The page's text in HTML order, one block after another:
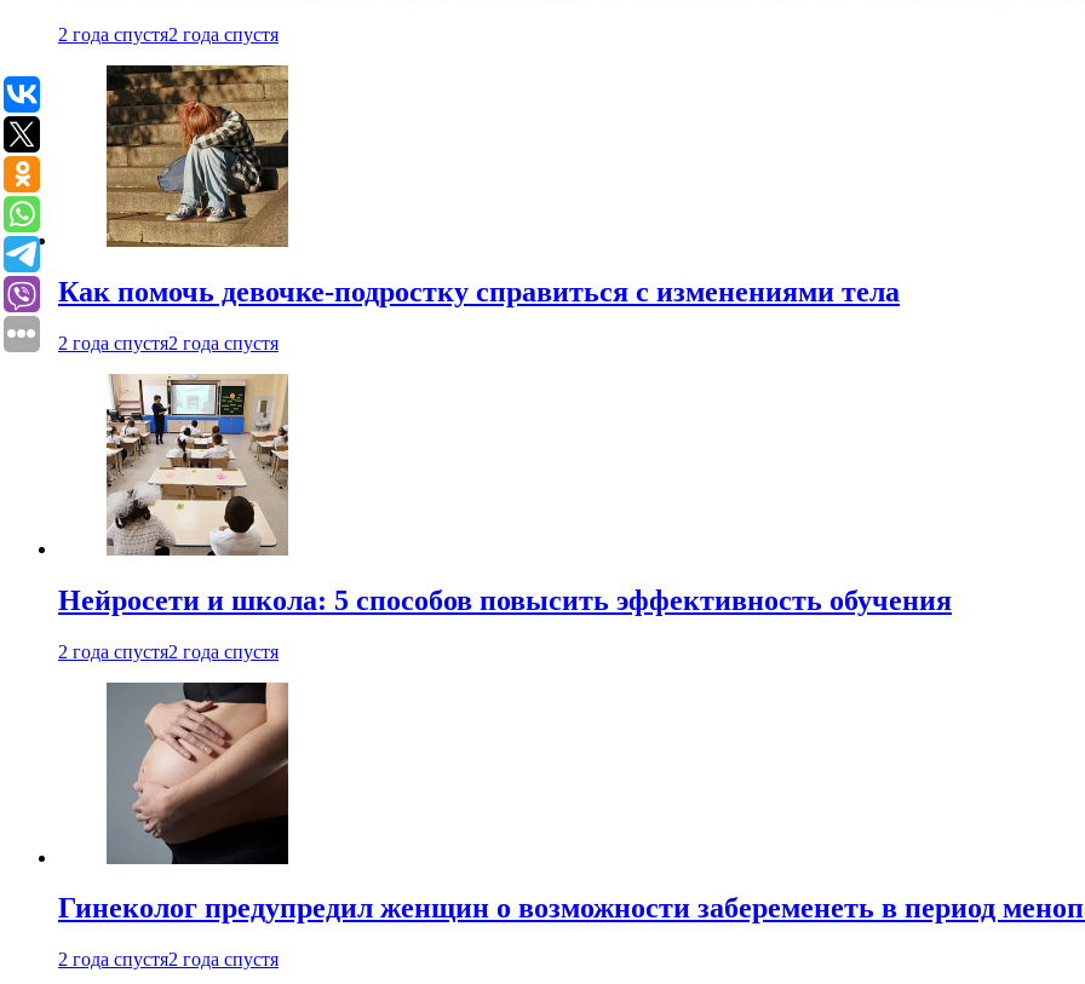
2 года спустя2 года спустя
Как помочь девочке-подростку справиться с изменениями тела
2 года спустя2 года спустя
Нейросети и школа: 5 способов повысить эффективность обучения
2 года спустя2 года спустя
Гинеколог предупредил женщин о возможности забеременеть в период
2 года спустя2 года спустя